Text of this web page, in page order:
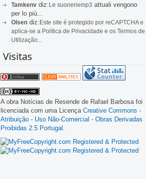
Tamkenv diz:Le suoneriemp3 attuali vengono
per lo più...
Olsen diz:Este site é protegido por reCAPTCHA e
aplica-se a Política de Privacidade e os Termos de
Utilização...
Visitas
A obra Notícias de Resende de Rafael Barbosa foi
licenciada com uma Licença Creative Commons -
Atribuição - Uso Não-Comercial - Obras Derivadas
Proibidas 2.5 Portugal